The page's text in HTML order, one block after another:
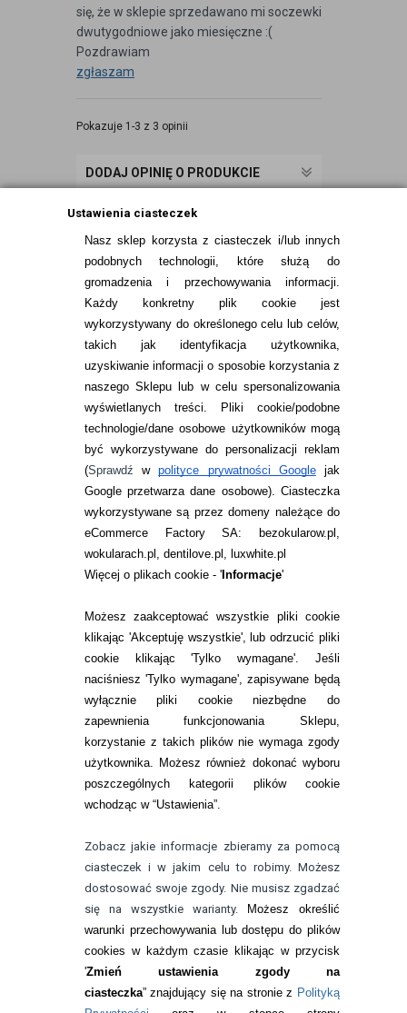
Ustawienia ciasteczek
Nasz sklep korzysta z ciasteczek i/lub innych
podobnych technologii, które służą do
gromadzenia i przechowywania informacji.
Każdy konkretny plik cookie jest
wykorzystywany do określonego celu lub celów,
takich jak identyfikacja użytkownika,
uzyskiwanie informacji o sposobie korzystania z
naszego Sklepu lub w celu spersonalizowania
wyświetlanych treści.
Pliki cookie/podobne
technologie/dane osobowe użytkowników mogą
być wykorzystywane do personalizacji reklam
(Sprawdźwpolityce prywatności Googlejak
Google przetwarza dane osobowe). Ciasteczka
wykorzystywane są przez domeny należące do
eCommerce Factory SA: bezokularow.pl,
wokularach.pl, dentilove.pl, luxwhite.pl
Więcej o plikach cookie - 'Informacje'
Możesz zaakceptować wszystkie pliki cookie
klikając 'Akceptuję wszystkie', lub odrzucić pliki
cookie klikając 'Tylko wymagane'. Jeśli
naciśniesz 'Tylko wymagane', zapisywane będą
wyłącznie pliki cookie niezbędne do
zapewnienia funkcjonowania Sklepu,
korzystanie z takich plików nie wymaga zgody
użytkownika. Możesz również dokonać wyboru
poszczególnych kategorii plików cookie
wchodząc w “Ustawienia”.
Zobacz jakie informacje zbieramy za pomocą
ciasteczek i w jakim celu to robimy. Możesz
dostosować swoje zgody. Nie musisz zgadzać
się na wszystkie warianty.
Możesz określić
warunki przechowywania lub dostępu do plików
cookies w każdym czasie klikając w przycisk
'Zmień ustawienia zgody na
ciasteczka” znajdujący się na stronie z Polityką
się, że w sklepie sprzedawano mi soczewki
dwutygodniowe jako miesięczne :(
Pozdrawiam
zgłaszam
Pokazuje 1-3 z 3 opinii
DODAJ OPINIĘ O PRODUKCIE
INFORMACJE KONTAKTOWE
JAK ZAMAWIAĆ?
ZWROTY I REKLAMACJA
WARUNKI ZAKUPÓW
RANKINGI SOCZEWEK
SOCZEWKI KOLOROWE
Zwrot (odstąpienie od umowy)
ZMIEŃ USTAWIENIA ZGODY NA CIASTECZKA
KONTAKT
telefon:
22 113 44 42
telefon:
732 08 08 72
kontakt@bezokularow.pl